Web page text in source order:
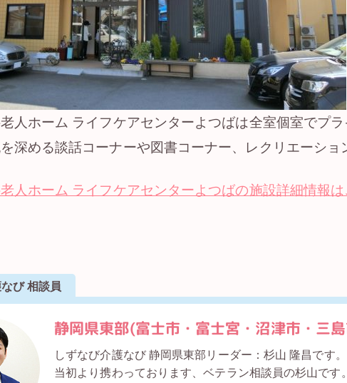
人ホーム ライフケアセンターよつばは全室個室でプ
深める談話コーナーや図書コーナー、レクリエーショ
人ホーム ライフケアセンターよつばの施設詳細情報は
び 相談員
静岡県東部(富士市・富士宮・沼津市・三
しずなび介護なび 静岡県東部リーダー：杉山 隆昌です
当初より携わっております、ベテラン相談員の杉山です